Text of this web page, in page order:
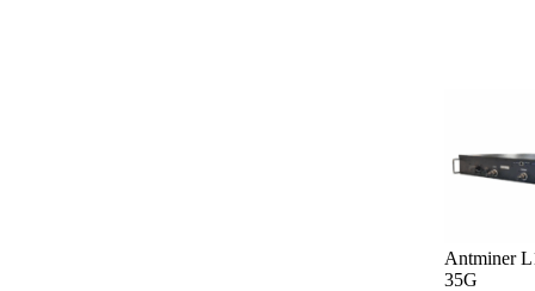
Antminer
35G